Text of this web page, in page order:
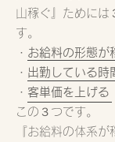
山稼ぐ』ためには
す。
・ お給料の形態が
・ 出勤している時
・ 客単価を上げる
この３つです。
『お給料の体系が